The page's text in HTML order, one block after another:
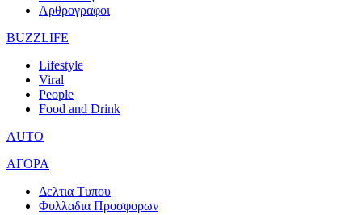
Αρθρογραφοι
BUZZLIFE
Lifestyle
Viral
People
Food and Drink
AUTO
ΑΓΟΡΑ
Δελτια Τυπου
Φυλλαδια Προσφορων